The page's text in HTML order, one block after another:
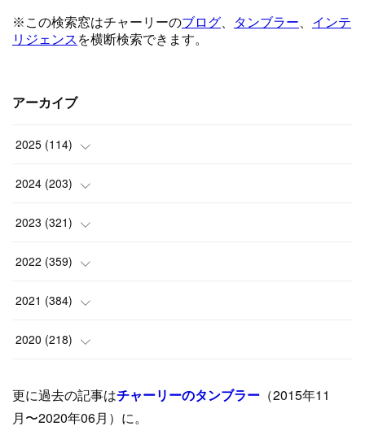
アーカイブ
2025 (114)
(1)
(8)
(6)
(9 )
( 5 )
( 15
2024 (203)
(24)
(10)
(18)
(17)
)
2023 (321)
(25)
(17)
(35)
(33 )
2022 (359)
(42)
(37)
(31)
2021 (384)
(9)
(39)
2020 (218)
(24)
更に過去の記事はチャーリーのタンブラー （2015年11
月〜2020年06月）に。